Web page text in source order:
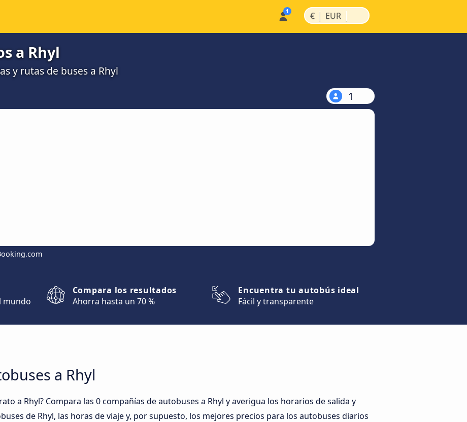
€ | EUR |
a Rhyl
y rutas de buses a Rhyl
1
mundo
Compara los resultados
Ahorra hasta un 70 %
Encuentra tu autobús ideal
Fácil y transparente
a Rhyl
a Rhyl? Compara las 0 compañías de autobuses a Rhyl y averigua los horarios de salida y
de Rhyl, las horas de viaje y, por supuesto, los mejores precios para los autobuses diarios